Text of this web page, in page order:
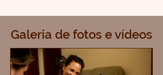
Galeria de fotos e vídeos